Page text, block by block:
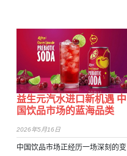
益生元汽水进口新机遇 中
国饮品市场的蓝海品类
2026年5月16日
中国饮品市场正经历一场深刻的变